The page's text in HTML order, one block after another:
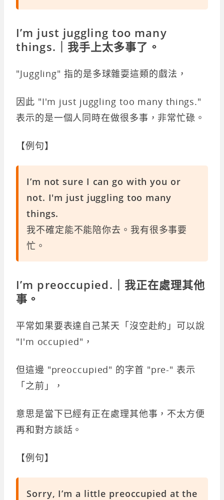
I’m just juggling too many
things.｜我手上太多事了。
"Juggling" 指的是多球雜耍這類的戲法，
因此 "I'm just juggling too many things."
表示的是一個人同時在做很多事，非常忙碌。
【例句】
I’m not sure I can go with you or
not. I'm just juggling too many
things.
我不確定能不能陪你去。我有很多事要
忙。
I’m preoccupied.｜我正在處理其他
事。
平常如果要表達自己某天「沒空赴約」可以說
"I'm occupied"，
但這邊 "preoccupied" 的字首 "pre-" 表示
「之前」，
意思是當下已經有正在處理其他事，不太方便
再和對方談話。
【例句】
Sorry, I’m a little preoccupied at the